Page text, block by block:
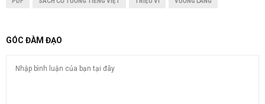
GÓC ĐÀM ĐẠO